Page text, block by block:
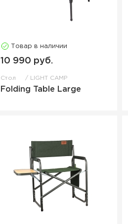
Товар в наличии
10 990 руб.
Стол LIGHT CAMP
Folding Table Large